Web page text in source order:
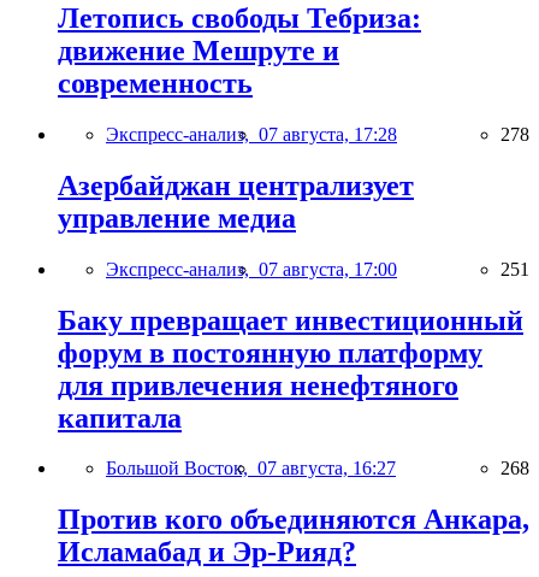
Летопись свободы Тебриза:
движение Мешруте и
современность
Экспресс-анализ, 07 августа, 17:28 278
Азербайджан централизует
управление медиа
Экспресс-анализ, 07 августа, 17:00 251
Баку превращает инвестиционный
форум в постоянную платформу
для привлечения ненефтяного
капитала
Большой Восток, 07 августа, 16:27 268
Против кого объединяются Анкара,
Исламабад и Эр-Рияд?